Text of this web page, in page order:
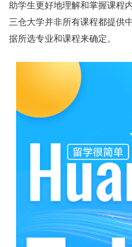
助学生更好地理解和掌握课程
三仓大学并非所有课程都提供
据所选专业和课程来确定。